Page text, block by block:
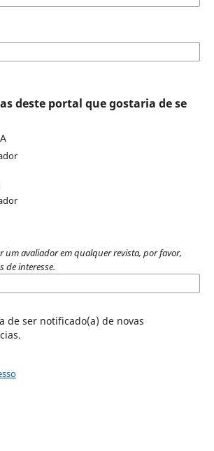
deste portal que gostaria de se
um avaliador em qualquer revista, por favor,
de interesse.
de ser notificado(a) de novas